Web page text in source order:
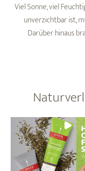
Viel Sonne, viel
unverzichtbar ist,
Darüber hinaus